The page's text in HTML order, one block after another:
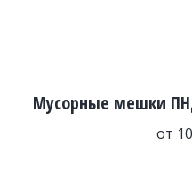
Мусорные мешки
от